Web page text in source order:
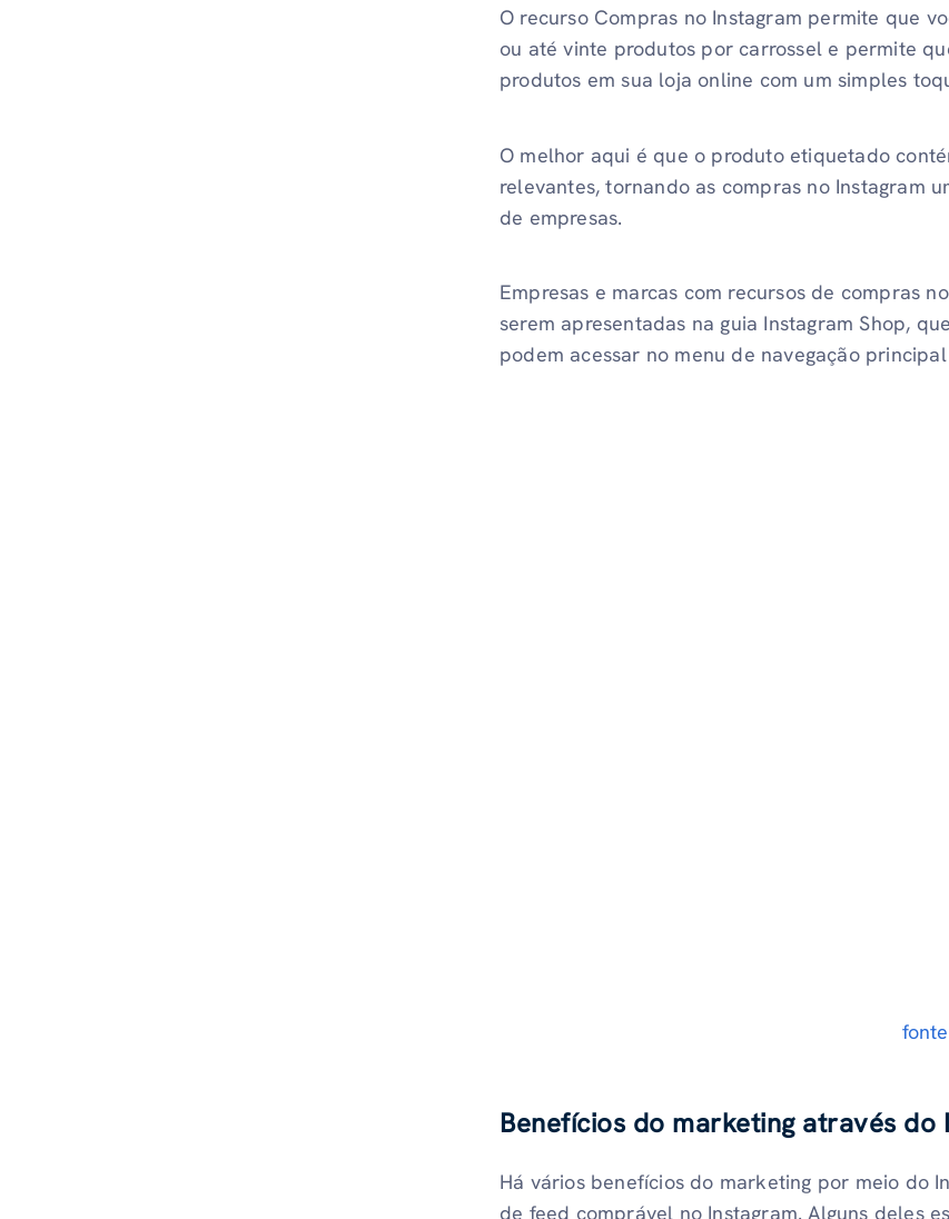
O recurso Compras no Instagram permite que
ou até vinte produtos por carrossel e permite
produtos em sua loja online com um simples
O melhor aqui é que o produto etiquetado
relevantes, tornando as compras no Instagram
de empresas.
Empresas e marcas com recursos de compras
serem apresentadas na guia Instagram Shop,
podem acessar no menu de navegação
fonte
Benefícios do marketing através do
Há vários benefícios do marketing por meio do
de feed comprável no Instagram. Alguns deles